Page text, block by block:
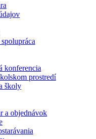
konferencia
prostredí
školy
a objednávok